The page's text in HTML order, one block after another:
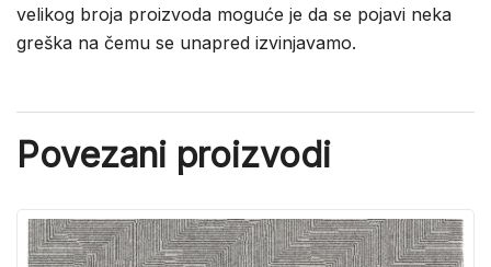
velikog broja proizvoda moguće je da se pojavi neka
greška na čemu se unapred izvinjavamo.
Povezani proizvodi